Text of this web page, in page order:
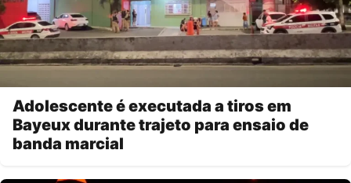
Adolescente é executada a tiros em
Bayeux durante trajeto para ensaio de
banda marcial